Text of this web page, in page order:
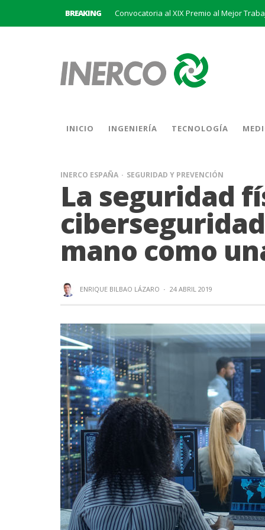
BREAKING
Convocatoria al XIX Premio al Mejor
INERCO se adhiere a la Alianza
INERCO se une a BatteryPlat: Un nuevo
Abierto el plazo de solicitudes para el
INICIO INGENIERÍA TECNOLOGÍA
INERCO ESPAÑA SEGURIDAD Y PREVENCIÓN
La seguridad
mano como
ENRIQUE BILBAO LÁZARO · 24 ABRIL 2019